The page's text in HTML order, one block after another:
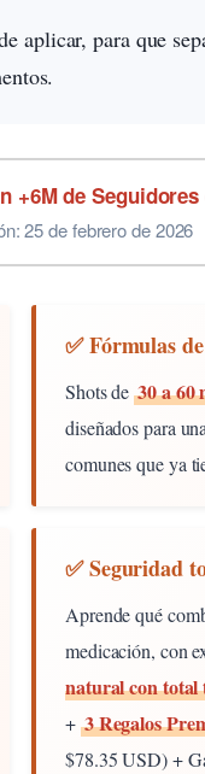
aplicar, para que
+6M de Seguidores
25 de febrero de 2026
✅ Fórmulas
Shots de30 a 60
diseñados para
comunes que ya
✅ Seguridad
Aprende qué
medicación, con
natural con
+ 3 Regalos
$78.35 USD) +